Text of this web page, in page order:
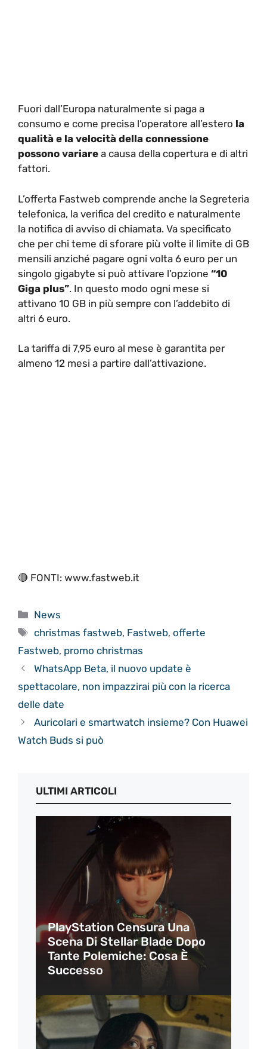
Fuori dall’Europa naturalmente si paga a
consumo e come precisa l’operatore all’estero la
qualità e la velocità della connessione
possono variare a causa della copertura e di altri
fattori.
L’offerta Fastweb comprende anche la Segreteria
telefonica, la verifica del credito e naturalmente
la notifica di avviso di chiamata. Va specificato
che per chi teme di sforare più volte il limite di GB
mensili anziché pagare ogni volta 6 euro per un
singolo gigabyte si può attivare l’opzione “10
Giga plus”. In questo modo ogni mese si
attivano 10 GB in più sempre con l’addebito di
altri 6 euro.
La tariffa di 7,95 euro al mese è garantita per
almeno 12 mesi a partire dall’attivazione.
🔴 FONTI: www.fastweb.it
Categorie
News
Tag
christmas fastweb, Fastweb,offerte
Fastweb, promo christmas
WhatsApp Beta, il nuovo update è
spettacolare, non impazzirai più con la ricerca
delle date
Auricolari e smartwatch insieme? Con Huawei
Watch Buds si può
ULTIMI ARTICOLI
PlayStation Censura Una
Scena Di Stellar Blade Dopo
Tante Polemiche: Cosa È
Successo